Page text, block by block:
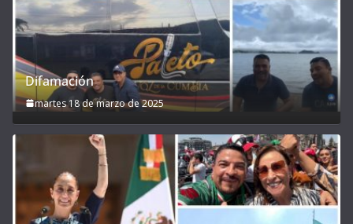
Difamación
martes 18 de marzo de 2025